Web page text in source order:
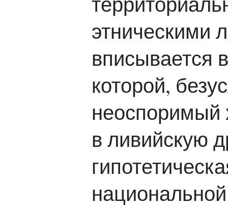
этническими
вписывается
которой,
неоспоримый
в ливийскую